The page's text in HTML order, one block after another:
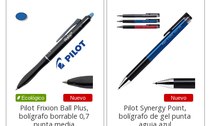
Ecológico Nuevo
Pilot Frixion Ball Plus,
bolígrafo borrable 0,7
Nuevo
Pilot Synergy Point,
bolígrafo de gel punta